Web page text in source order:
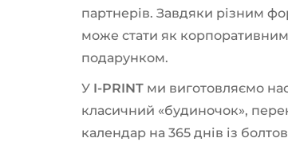
партнерів. Завдяки різним
може стати як
подарунком.
У I-PRINT ми виготовляємо
класичний «будиночок»,
календар на 365 днів із